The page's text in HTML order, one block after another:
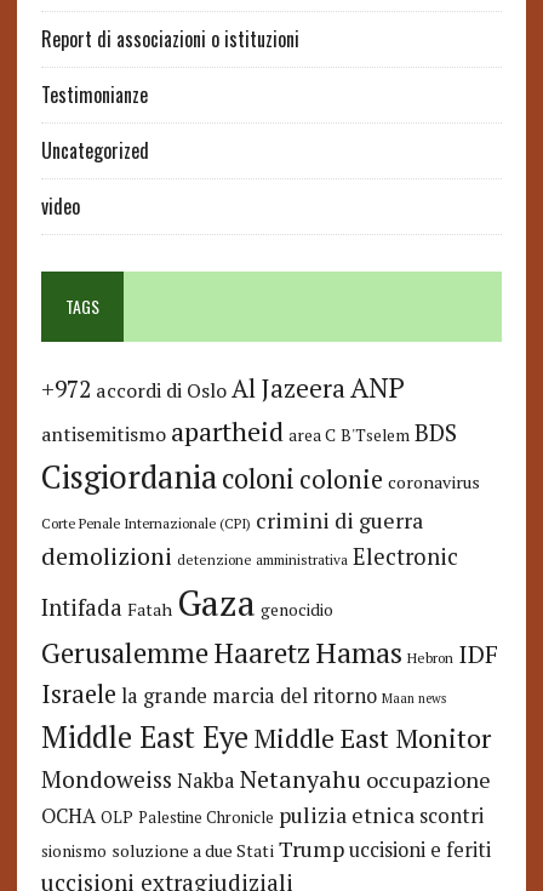
Report di associazioni o istituzioni
Testimonianze
Uncategorized
video
TAGS
+972 accordi di Oslo Al JazeeraANP
antisemitismo apartheid area C B'Tselem BDS
Cisgiordaniacoloni colonie coronavirus
Corte Penale Internazionale (CPI) crimini di guerra
demolizioni detenzione amministrativa Electronic
Intifada Fatah Gaza genocidio
GerusalemmeHaaretzHamas Hebron IDF
Israele la grande marcia del ritorno Maan news
Middle East Eye Middle East Monitor
Mondoweiss Nakba Netanyahu occupazione
OCHA OLP Palestine Chronicle pulizia etnica scontri
sionismo soluzione a due Stati Trump uccisioni e feriti
uccisioni extragiudiziali